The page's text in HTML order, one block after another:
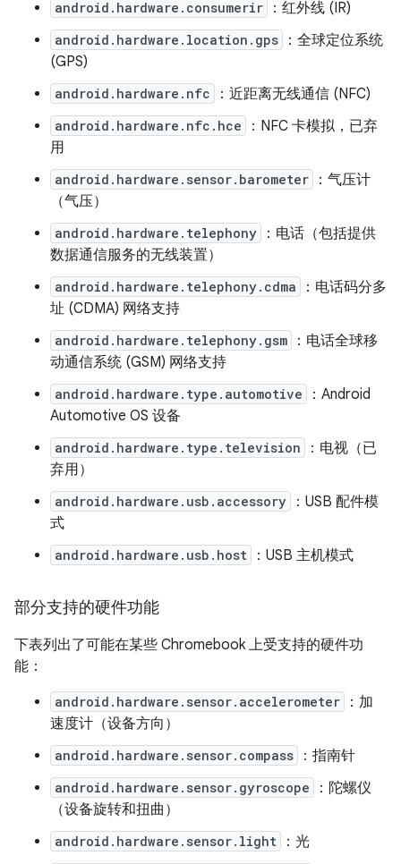
android.hardware.consumerir ：红外线 (IR)
android.hardware.location.gps
：全球定位系统
(GPS)
android.hardware.nfc ：近距离无线通信 (NFC)
android.hardware.nfc.hce
：NFC 卡模拟，已弃
用
android.hardware.sensor.barometer
：气压计
（气压）
android.hardware.telephony
：电话（包括提供
数据通信服务的无线装置）
android.hardware.telephony.cdma
：电话码分多
址 (CDMA) 网络支持
android.hardware.telephony.gsm
：电话全球移
动通信系统 (GSM) 网络支持
android.hardware.type.automotive
：Android
Automotive OS 设备
android.hardware.type.television
：电视（已
弃用）
android.hardware.usb.accessory
：USB 配件模
式
android.hardware.usb.host ：USB 主机模式
部分支持的硬件功能
下表列出了可能在某些 Chromebook 上受支持的硬件功
能：
android.hardware.sensor.accelerometer
：加
速度计（设备方向）
android.hardware.sensor.compass ：指南针
android.hardware.sensor.gyroscope
：陀螺仪
（设备旋转和扭曲）
android.hardware.sensor.light ：光